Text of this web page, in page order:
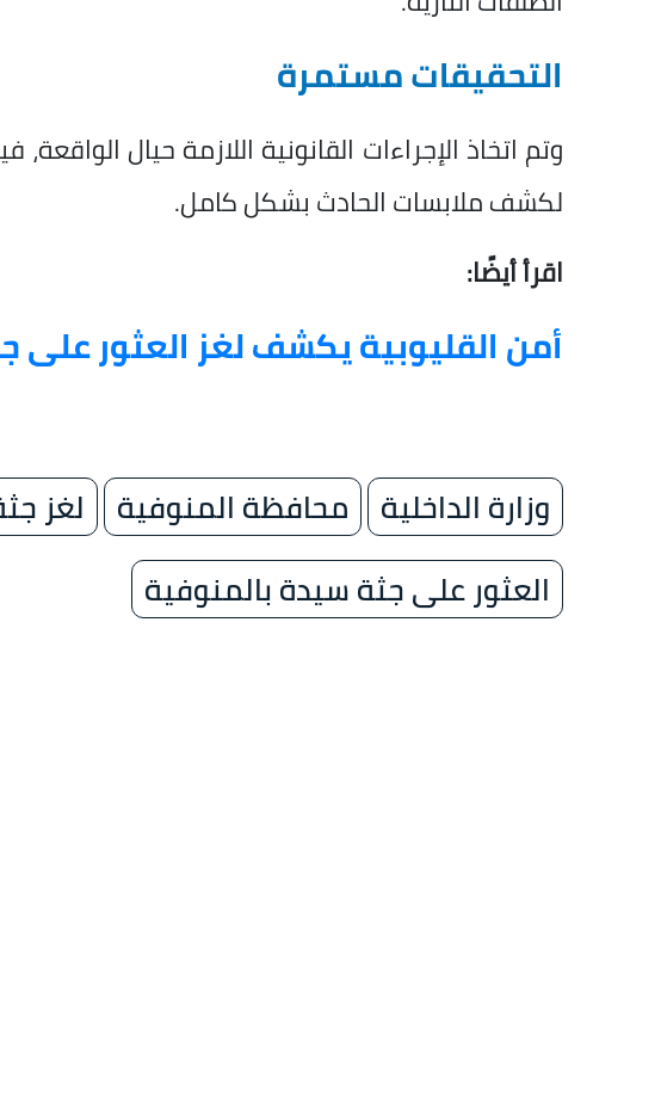
التحقيقات مستمرة
وتم اتخاذ الإجراءات القانونية اللازمة حيال
لكشف ملابسات الحادث بشكل كامل.
اقرأ أيضًا:
أمن القليوبية يكشف لغز العثور على
وزارة الداخلية محافظة المنوفية
لغز
العثور على جثة سيدة بالمنوفية